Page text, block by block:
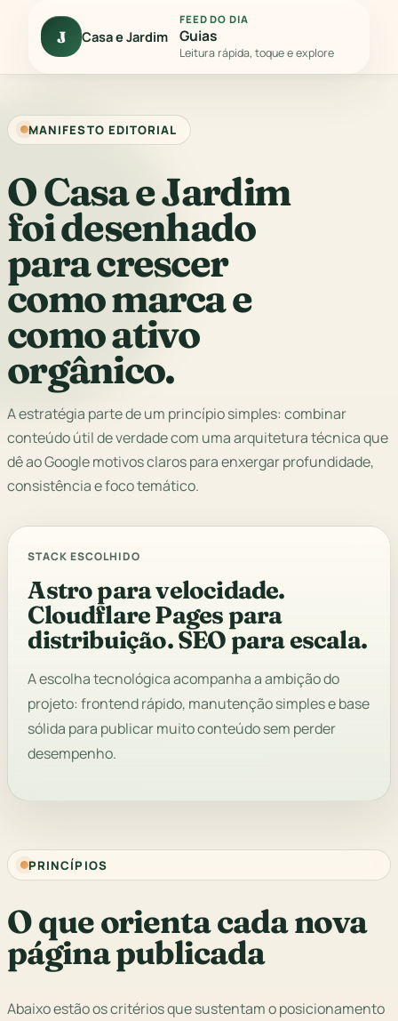
J Casa e Jardim
FEED DO DIA
Guias
Leitura rápida, toque e explore
MANIFESTO EDITORIAL
O Casa e Jardim
foi desenhado
para crescer
como marca e
como ativo
orgânico.
A estratégia parte de um princípio simples: combinar
conteúdo útil de verdade com uma arquitetura técnica que
dê ao Google motivos claros para enxergar profundidade,
consistência e foco temático.
STACK ESCOLHIDO
Astro para velocidade.
Cloudflare Pages para
distribuição. SEO para escala.
A escolha tecnológica acompanha a ambição do
projeto: frontend rápido, manutenção simples e base
sólida para publicar muito conteúdo sem perder
desempenho.
PRINCÍPIOS
O que orienta cada nova
página publicada
Abaixo estão os critérios que sustentam o posicionamento